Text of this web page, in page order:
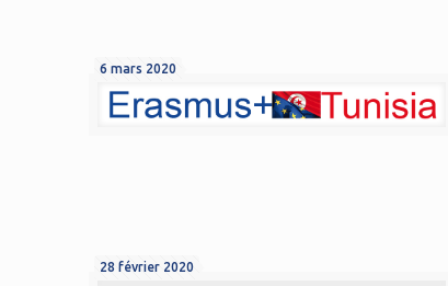
6 mars 2020
28 février 2020